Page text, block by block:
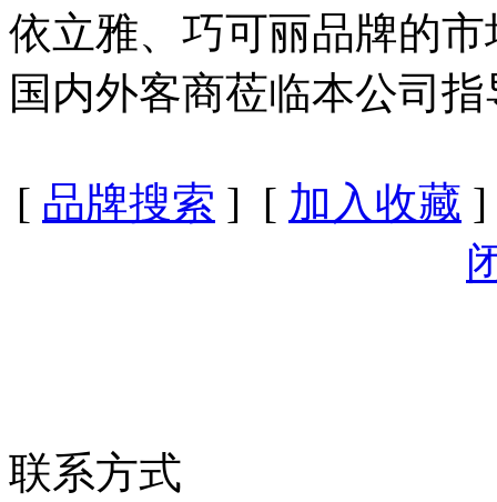
依立雅、巧可丽品牌的
国内外客商莅临本公司
[ 品牌搜索 ] [ 加入收藏
联系方式